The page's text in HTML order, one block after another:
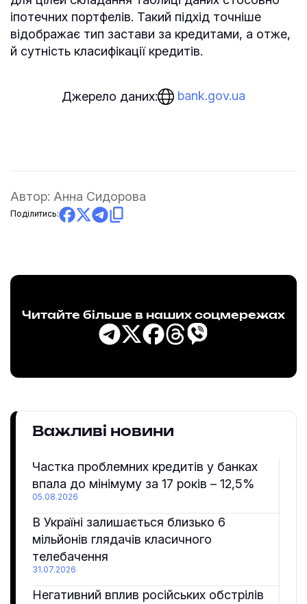
іпотечних портфелів. Такий підхід точніше
відображає тип застави за кредитами, а отже,
й сутність класифікації кредитів.
Джерело даних: bank.gov.ua
Автор: Анна Сидорова
Поділитись:
Читайте більше в наших соцмережах
Важливі новини
Частка проблемних кредитів у банках
впала до мінімуму за 17 років – 12,5%
05.08.2026
В Україні залишається близько 6
мільйонів глядачів класичного
телебачення
31.07.2026
Негативний вплив російських обстрілів